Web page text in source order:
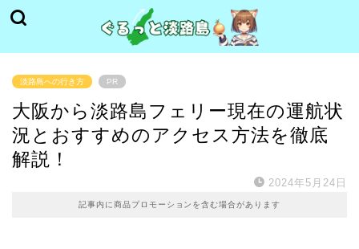
淡路島への行き方 PR
大阪から淡路島フェリー現在の運航状
況とおすすめのアクセス方法を徹底
解説！
2024年5月24日
記事内に商品プロモーションを含む場合があります